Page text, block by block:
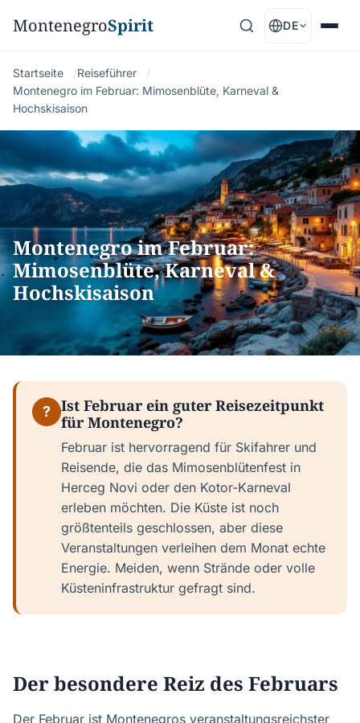
MontenegroSpirit DE
Startseite
Reiseführer
Montenegro im Februar: Mimosenblüte, Karneval &
Hochskisaison
Montenegro im Februar:
Mimosenblüte, Karneval &
Hochskisaison
?
Ist Februar ein guter Reisezeitpunkt
für Montenegro?
Februar ist hervorragend für Skifahrer und
Reisende, die das Mimosenblütenfest in
Herceg Novi oder den Kotor-Karneval
erleben möchten. Die Küste ist noch
größtenteils geschlossen, aber diese
Veranstaltungen verleihen dem Monat echte
Energie. Meiden, wenn Strände oder volle
Küsteninfrastruktur gefragt sind.
Der besondere Reiz des Februars
Der Februar ist Montenegros veranstaltungsreichster